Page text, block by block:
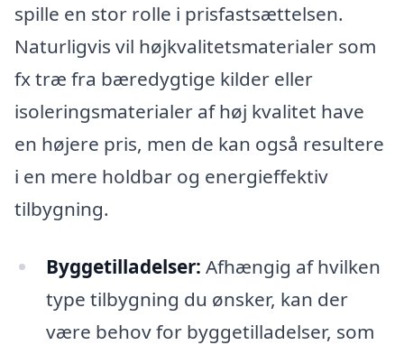
spille en stor rolle i prisfastsættelsen.
Naturligvis vil højkvalitetsmaterialer som
fx træ fra bæredygtige kilder eller
isoleringsmaterialer af høj kvalitet have
en højere pris, men de kan også resultere
i en mere holdbar og energieffektiv
tilbygning.
Byggetilladelser: Afhængig af hvilken
type tilbygning du ønsker, kan der
være behov for byggetilladelser, som